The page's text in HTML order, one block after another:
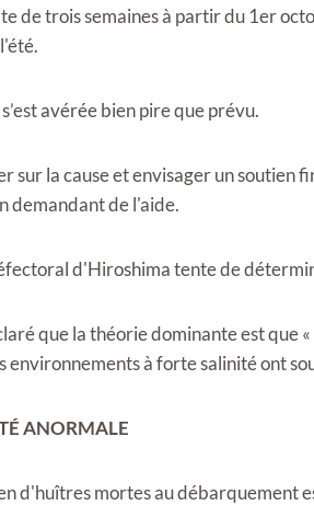
de trois semaines à partir du 1er
avérée bien pire que prévu.
sur la cause et envisager un soutien
demandant de l'aide.
d'Hiroshima tente de
que la théorie dominante est que
environnements à forte salinité ont
ANORMALE
d'huîtres mortes au débarquement